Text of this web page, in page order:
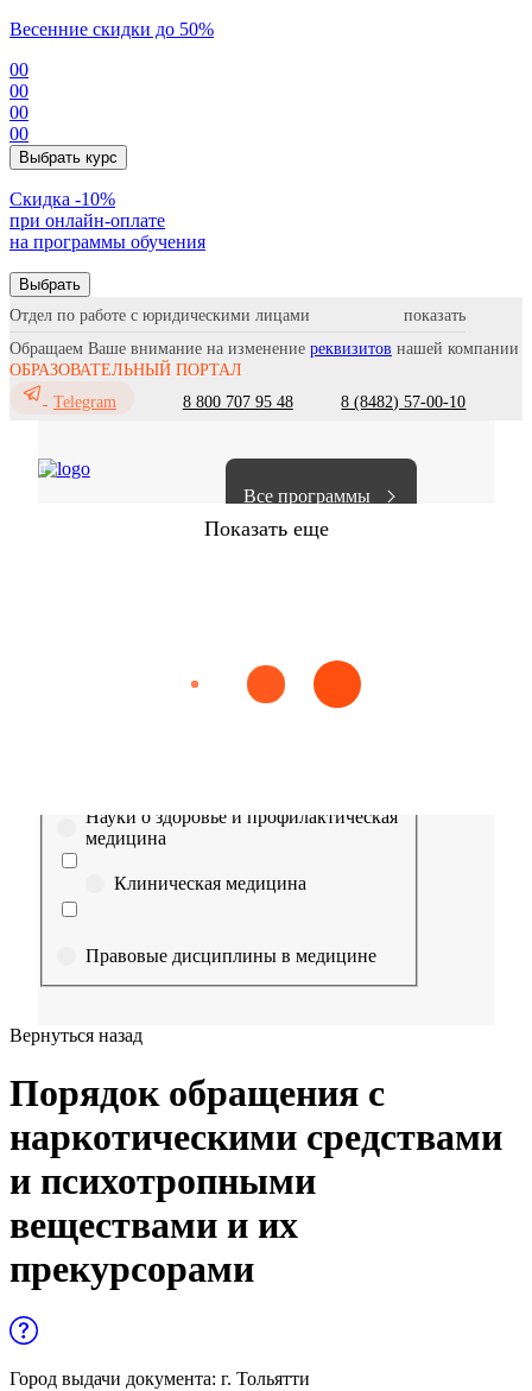
Весенние скидки до 50%
00
00
00
00
Выбрать курс
Cкидка -10%
при онлайн-оплате
на программы обучения
Выбрать
Отдел по работе с юридическими лицами
Обращаем Ваше внимание на изменение реквизитов нашей компании
ОБРАЗОВАТЕЛЬНЫЙ ПОРТАЛ
Telegram
8 800 707 95 48 8 (8482) 57-00-10
Все программы
Показать еще
Эпидемиология Медицинская помощь
Выберите направление
Науки о здоровье и профилактическая
медицина
Клиническая медицина
Правовые дисциплины в медицине
Управленческие дисциплины в
медицине
науки
Образование и педагогические науки
Социология и социальная работа
и служащих
Вернуться назад
Порядок обращения с
наркотическими средствами
и психотропными
веществами и их
прекурсорами
Город выдачи документа: г. Тольятти